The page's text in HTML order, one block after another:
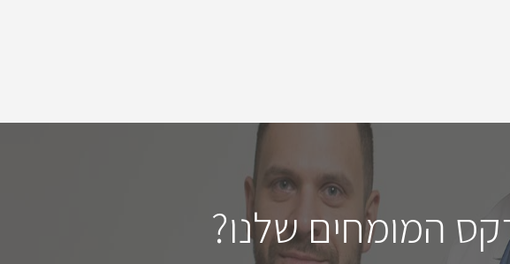
המומחים שלנו?